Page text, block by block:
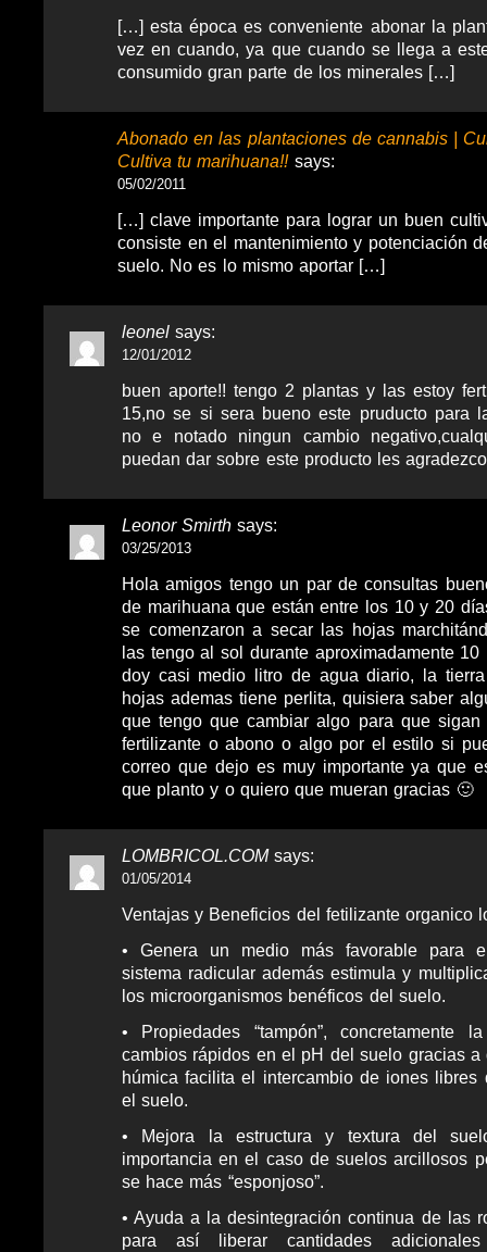
[…] esta época es conveniente abonar la
vez en cuando, ya que cuando se llega a
consumido gran parte de los minerales […]
Abonado en las plantaciones de cannabis |
Cultiva tu marihuana!!says:
05/02/2011
[…] clave importante para lograr un buen
consiste en el mantenimiento y potenciación
suelo. No es lo mismo aportar […]
leonel says:
12/01/2012
buen aporte!! tengo 2 plantas y las estoy
15,no se si sera bueno este pruducto para
no e notado ningun cambio
puedan dar sobre este producto les
Leonor Smirth says:
03/25/2013
Hola amigos tengo un par de consultas
de marihuana que están entre los 10 y 20
se comenzaron a secar las hojas
las tengo al sol durante aproximadamente
doy casi medio litro de agua diario, la
hojas ademas tiene perlita, quisiera saber
que tengo que cambiar algo para que sigan
fertilizante o abono o algo por el estilo si
correo que dejo es muy importante ya que
que planto y o quiero que mueran gracias 🙂
LOMBRICOL.COMsays:
01/05/2014
Ventajas y Beneficios del fetilizante organico
• Genera un medio más favorable para
sistema radicular además estimula y
los microorganismos benéficos del suelo.
• Propiedades “tampón”, concretamente
cambios rápidos en el pH del suelo gracias a
húmica facilita el intercambio de iones libres
el suelo.
• Mejora la estructura y textura del
importancia en el caso de suelos arcillosos
se hace más “esponjoso”.
• Ayuda a la desintegración continua de las
para así liberar cantidades